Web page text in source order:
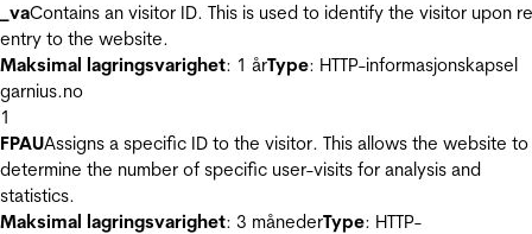
_vaContains an visitor ID. This is used to identify the visitor upon
entry to the website.
Maksimal lagringsvarighet: 1 årType: HTTP-informasjonskapsel
garnius.no
1
FPAUAssigns a specific ID to the visitor. This allows the website to
determine the number of specific user-visits for analysis and
statistics.
Maksimal lagringsvarighet: 3 månederType: HTTP-